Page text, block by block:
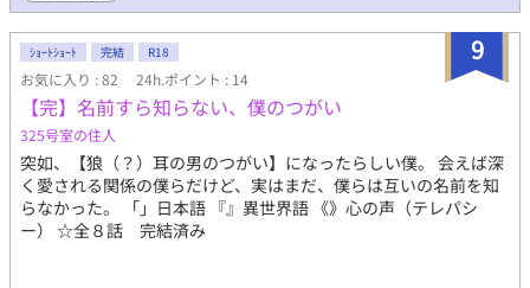
9
ｼｮｰﾄｼｮｰﾄ 完結 R18
お気に入り : 82 24h.ポイント : 14
【完】名前すら知らない、僕のつがい
325号室の住人
突如、【狼（？）耳の男のつがい】になったらしい僕。 会えば深
く愛される関係の僕らだけど、実はまだ、僕らは互いの名前を知
らなかった。 「」日本語 『』異世界語 《》心の声（テレパシ
ー） ☆全８話 完結済み